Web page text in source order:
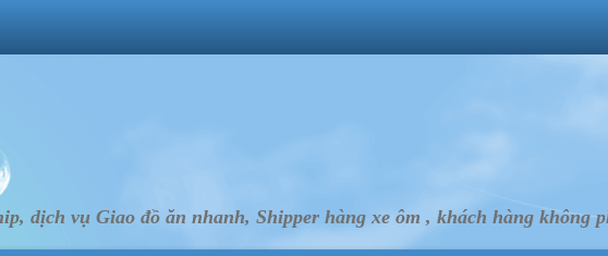
dịch vụ Giao đồ ăn nhanh, Shipper hàng xe ôm , khách hàng không